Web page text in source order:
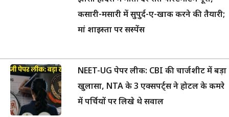
कसारी-मसारी में सुपुर्द-ए-खाक करने की तैयारी;
मां शाइस्ता पर सस्पेंस
NEET-UG पेपर लीक: CBI की चार्जशीट में बड़ा
खुलासा, NTA के 3 एक्सपर्ट्स ने होटल के कमरे
में पर्चियों पर लिखे थे सवाल